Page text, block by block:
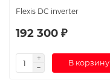
Flexis DC inverter
192 300 ₽
В корзину